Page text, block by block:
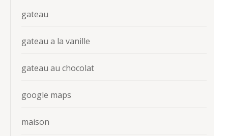
gateau
gateau a la vanille
gateau au chocolat
google maps
maison